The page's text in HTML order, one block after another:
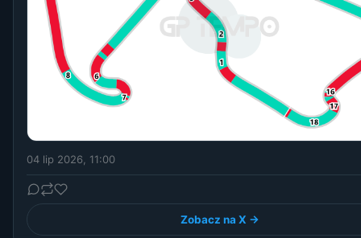
04 lip 2026, 11:00
Zobacz na X →